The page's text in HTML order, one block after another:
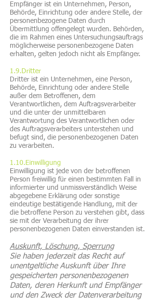
Empfänger ist ein Unternehmen, Person,
Behörde, Einrichtung oder andere Stelle, der
personenbezogene Daten durch
Übermittlung offengelegt wurden. Behörden,
die im Rahmen eines Untersuchungsauftrags
möglicherweise personenbezogene Daten
erhalten, gelten jedoch nicht als Empfänger.
1.9.Dritter
Dritter ist ein Unternehmen, eine Person,
Behörde, Einrichtung oder andere Stelle
außer dem Betroffenen, dem
Verantwortlichen, dem Auftragsverarbeiter
und die unter der unmittelbaren
Verantwortung des Verantwortlichen oder
des Auftragsverarbeiters unterstehen und
befugt sind, die personenbezogenen Daten
zu verarbeiten.
1.10.Einwilligung
Einwilligung ist jede von der betroffenen
Person freiwillig für einen bestimmten Fall in
informierter und unmissverständlich Weise
abgegebene Erklärung oder sonstige
eindeutige bestätigende Handlung, mit der
die betroffene Person zu verstehen gibt, dass
sie mit der Verarbeitung der ihrer
personenbezogenen Daten einverstanden ist.
Auskunft, Löschung, Sperrung
Sie haben jederzeit das Recht auf
unentgeltliche Auskunft über Ihre
gespeicherten personenbezogenen
Daten, deren Herkunft und Empfänger
und den Zweck der Datenverarbeitung